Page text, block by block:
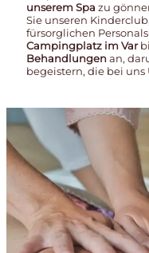
unserem Spa zu
Sie unseren
fürsorglichen
Campingplatz im Var
Behandlungenan,
begeistern, die bei uns